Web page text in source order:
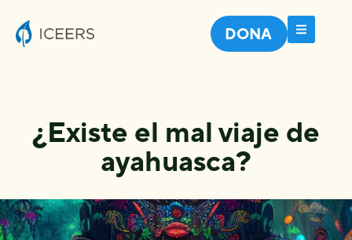
DONA
¿Existe el mal viaje de
ayahuasca?